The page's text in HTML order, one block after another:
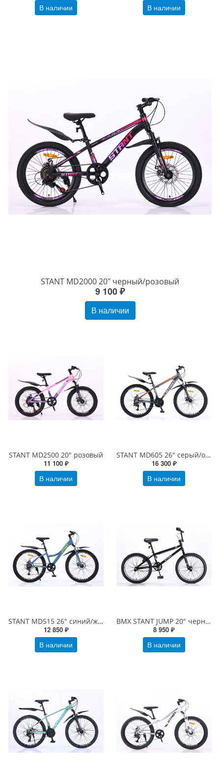
В наличии В наличии
STANT MD2000 20" черный/розовый
9 100 ₽
В наличии
STANT MD2500 20" розовый
11 100 ₽
В наличии
STANT MD605 26" серый/оранжевый
16 300 ₽
В наличии
STANT MD515 26" синий/желтый
12 850 ₽
В наличии
BMX STANT JUMP 20" черный
8 950 ₽
В наличии